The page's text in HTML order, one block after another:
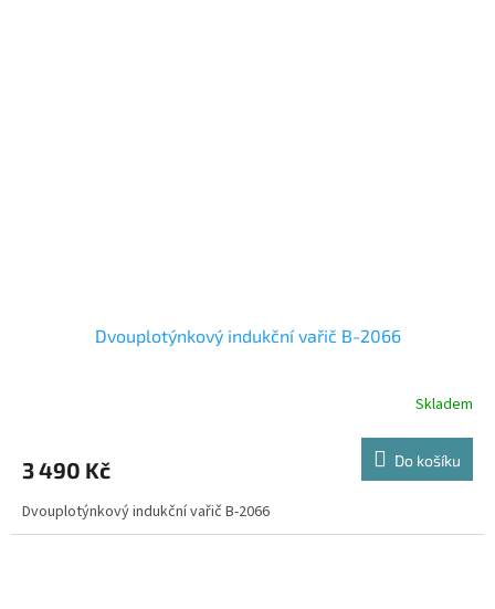
Dvouplotýnkový indukční vařič B-2066
Skladem
3 490 Kč Do košíku
Dvouplotýnkový indukční vařič B-2066